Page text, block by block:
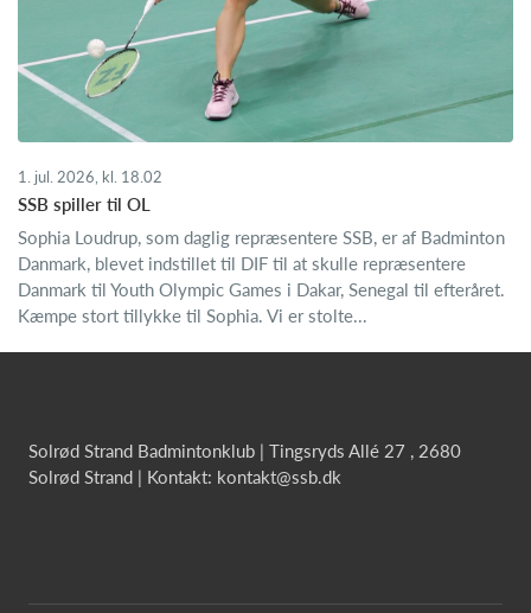
1. jul. 2026, kl. 18.02
SSB spiller til OL
Sophia Loudrup, som daglig repræsentere SSB, er af Badminton
Danmark, blevet indstillet til DIF til at skulle repræsentere
Danmark til Youth Olympic Games i Dakar, Senegal til efteråret.
Kæmpe stort tillykke til Sophia. Vi er stolte...
Solrød Strand Badmintonklub | Tingsryds Allé 27 , 2680
Solrød Strand | Kontakt: kontakt@ssb.dk